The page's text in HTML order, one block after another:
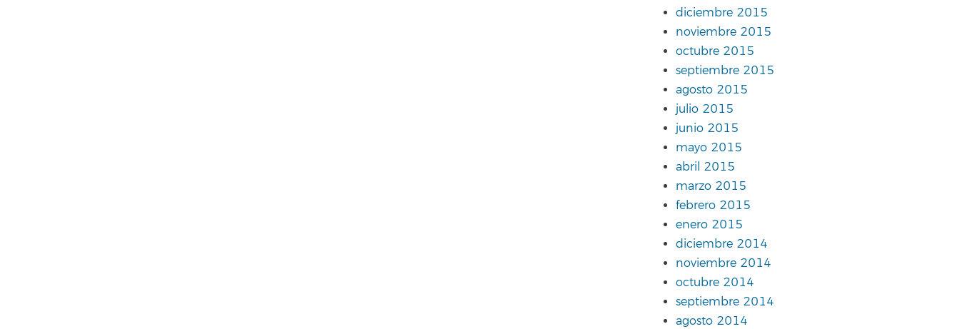
diciembre 2015
noviembre 2015
octubre 2015
septiembre 2015
agosto 2015
julio 2015
junio 2015
mayo 2015
abril 2015
marzo 2015
febrero 2015
enero 2015
diciembre 2014
noviembre 2014
octubre 2014
septiembre 2014
agosto 2014